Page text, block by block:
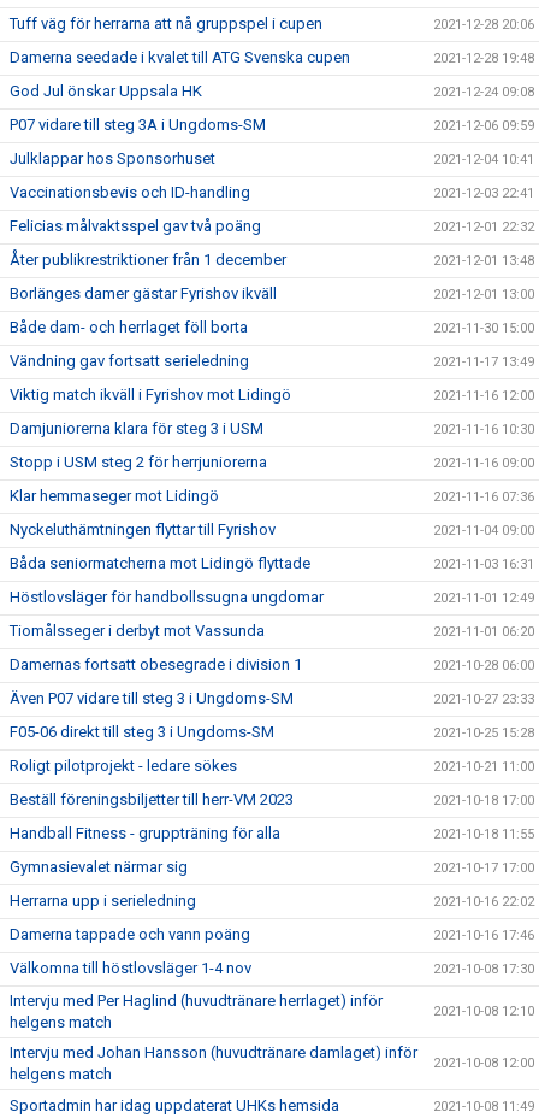
Tuff väg för herrarna att nå gruppspel i cupen 2021-12-28 20:06
Damerna seedade i kvalet till ATG Svenska cupen 2021-12-28 19:48
God Jul önskar Uppsala HK 2021-12-24 09:08
P07 vidare till steg 3A i Ungdoms-SM 2021-12-06 09:59
Julklappar hos Sponsorhuset 2021-12-04 10:41
Vaccinationsbevis och ID-handling 2021-12-03 22:41
Felicias målvaktsspel gav två poäng 2021-12-01 22:32
Åter publikrestriktioner från 1 december 2021-12-01 13:48
Borlänges damer gästar Fyrishov ikväll 2021-12-01 13:00
Både dam- och herrlaget föll borta 2021-11-30 15:00
Vändning gav fortsatt serieledning 2021-11-17 13:49
Viktig match ikväll i Fyrishov mot Lidingö 2021-11-16 12:00
Damjuniorerna klara för steg 3 i USM 2021-11-16 10:30
Stopp i USM steg 2 för herrjuniorerna 2021-11-16 09:00
Klar hemmaseger mot Lidingö 2021-11-16 07:36
Nyckeluthämtningen flyttar till Fyrishov 2021-11-04 09:00
Båda seniormatcherna mot Lidingö flyttade 2021-11-03 16:31
Höstlovsläger för handbollssugna ungdomar 2021-11-01 12:49
Tiomålsseger i derbyt mot Vassunda 2021-11-01 06:20
Damernas fortsatt obesegrade i division 1 2021-10-28 06:00
Även P07 vidare till steg 3 i Ungdoms-SM 2021-10-27 23:33
F05-06 direkt till steg 3 i Ungdoms-SM 2021-10-25 15:28
Roligt pilotprojekt - ledare sökes 2021-10-21 11:00
Beställ föreningsbiljetter till herr-VM 2023 2021-10-18 17:00
Handball Fitness - gruppträning för alla 2021-10-18 11:55
Gymnasievalet närmar sig 2021-10-17 17:00
Herrarna upp i serieledning 2021-10-16 22:02
Damerna tappade och vann poäng 2021-10-16 17:46
Välkomna till höstlovsläger 1-4 nov 2021-10-08 17:30
Intervju med Per Haglind (huvudtränare herrlaget) inför
helgens match
2021-10-08 12:10
Intervju med Johan Hansson (huvudtränare damlaget) inför
helgens match
2021-10-08 12:00
Sportadmin har idag uppdaterat UHKs hemsida 2021-10-08 11:49